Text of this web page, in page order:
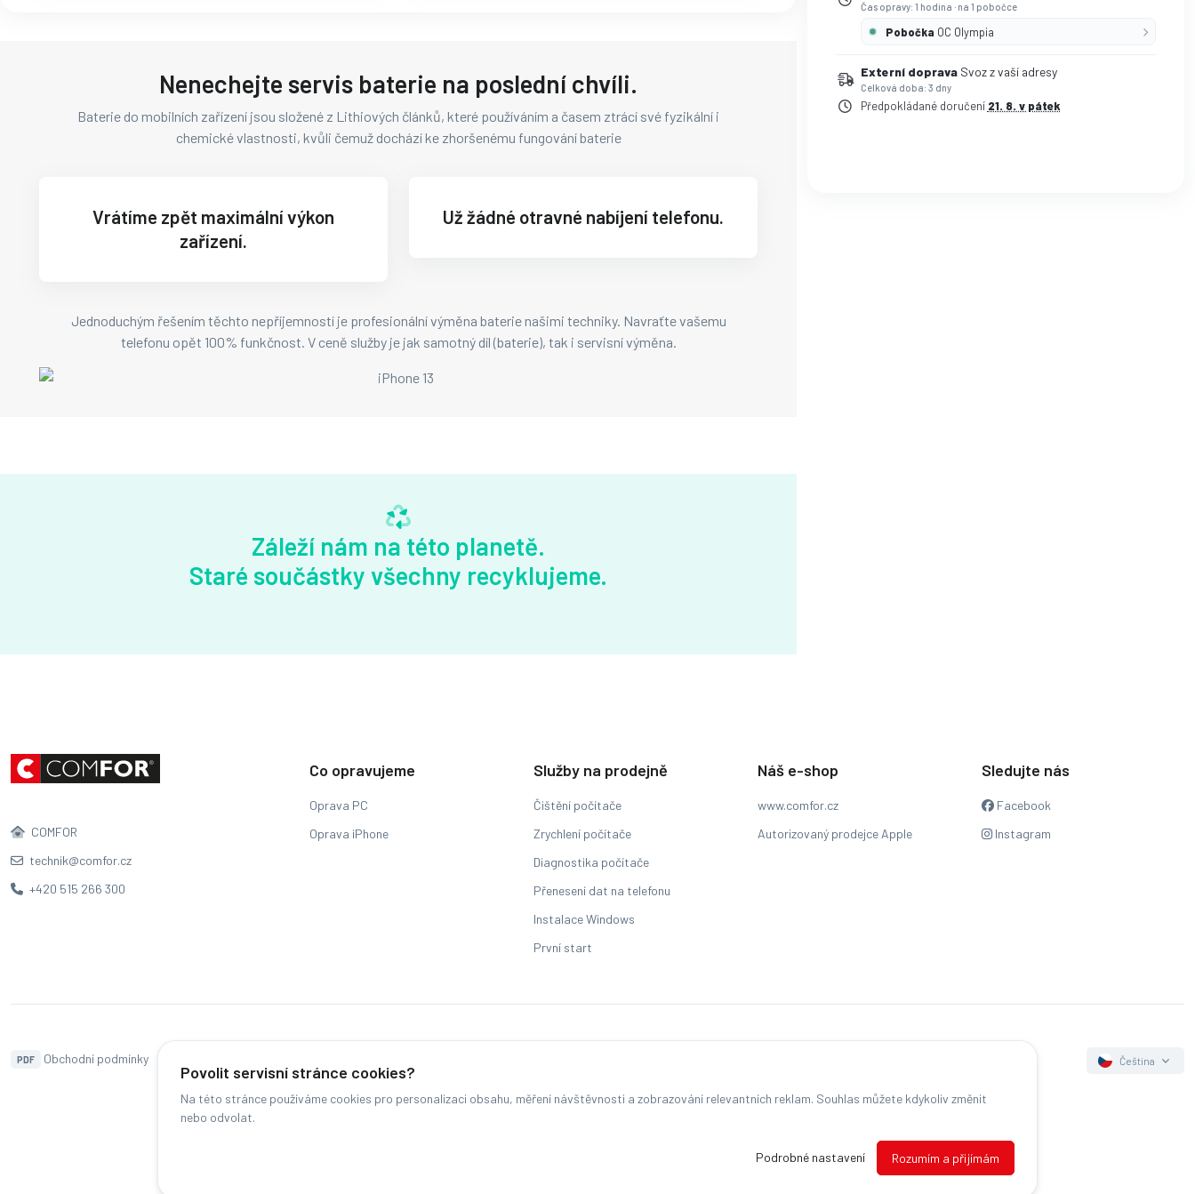
Nenechejte servis baterie na poslední chvíli.
Baterie do mobilních zařízení jsou složené z Lithiových článků, které používáním a časem ztrácí své fyzikální i
chemické vlastnosti, kvůli čemuž dochází ke zhoršenému fungování baterie
Vrátíme zpět maximální výkon
zařízení.
Už žádné otravné nabíjení telefonu.
Jednoduchým řešením těchto nepříjemností je profesionální výměna baterie našimi techniky. Navraťte vašemu
telefonu opět 100% funkčnost. V ceně služby je jak samotný díl (baterie), tak i servisní výměna.
Záleží nám na této planetě.
Staré součástky všechny recyklujeme.
Čas opravy: 1 hodina · na 1 pobočce
Pobočka OC Olympia
Externí doprava Svoz z vaší adresy
Celková doba: 3 dny
Předpokládané doručení 21. 8. v pátek
Povolit servisní stránce cookies?
Na této stránce používáme cookies pro personalizaci obsahu, měření návštěvnosti a zobrazování relevantních reklam. Souhlas můžete kdykoliv změnit
nebo odvolat.
Podrobné nastavení Rozumím a přijímám
COMFOR
technik@comfor.cz
+420 515 266 300
Co opravujeme
Oprava PC
Oprava iPhone
Služby na prodejně
Čištění počítače
Zrychlení počítače
Diagnostika počítače
Přenesení dat na telefonu
Instalace Windows
První start
Náš e-shop
www.comfor.cz
Autorizovaný prodejce Apple
Sledujte nás
Facebook
Instagram
PDF Obchodní podmínky Čeština